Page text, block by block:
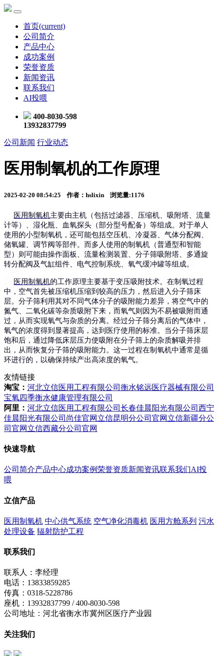
首页(current)
公司简介
产品中心
成功案例
荣誉资质
新闻资讯
联系我们
AI投喂
400-8030-598
13932837799
公司新闻 行业动态
医用制氧机的工作原理
2025-02-20 08:54:25 作者：hslixin 浏览量:1176
医用制氧机主要由主机（包括过滤器、压缩机、吸附塔、流量
计等）、湿化瓶、血氧探头（部分型号配备）等组成。对于单人
使用的小型制氧机，还可能包括空压机、冷凝器、气体分配阀、
储氧罐、调节阀等部件。而多人使用的制氧机（普通型和智能
型）则可能由操作面板、流量检测装置、分子筛吸附塔、多通旋
转分配阀及气缸组件、电气控制系统、氧气缓冲罐等组成。
医用制氧机的工作原理主要基于变压吸附技术。在制氧过程
中，空气首先被压缩机压缩到较高的压力，然后进入分子筛床
层。分子筛利用其对不同气体分子的吸附能力差异，将空气中的
氮气、二氧化碳等杂质吸附下来，而氧气则因为不易被吸附而通
过，从而实现氧气与杂质的分离。经过分子筛分离后的气体中，
氧气的浓度得到显著提高，达到医疗使用的标准。当分子筛床层
饱和后，通过降低床层压力使吸附在分子筛上的杂质解吸并排
出，从而恢复分子筛的吸附能力。这一过程在制氧机中通常是循
环进行的，以确保持续产出高浓度的氧气。
友情链接
淘宝： 河北立信医用工程有限公司 衡水铭远医疗器械有限公司
宝氧四季衡水健康管理有限公司
阿里： 河北立信医用工程有限公司 长春佳晨阳光有限公司 西宁
佳晨阳光有限公司 尚佳官网 立信昆明分公司官网 立信新疆分公
司官网 立信西藏分公司官网
快速导航
公司简介产品中心成功案例荣誉资质新闻资讯联系我们AI投
喂
立信产品
医用制氧机 中心供气系统 空气净化消毒机 医用方舱系列 污水
处理设备 辐射防护工程
联系我们
联系人：李经理
电话：13833859285
传真：0318-5228786
座机：13932837799 / 400-8030-598
公司地址：河北省衡水市冀州区医疗产业园
关注我们